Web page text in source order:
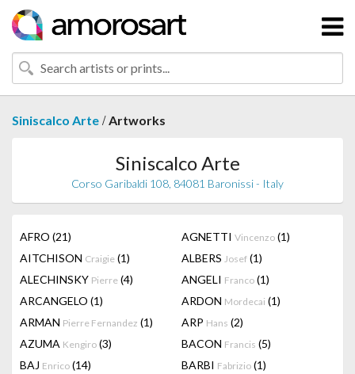
Siniscalco Arte /Artworks
Siniscalco Arte
Corso Garibaldi 108, 84081 Baronissi - Italy
AFRO (21) AGNETTI Vincenzo (1)
AITCHISON Craigie (1) ALBERS Josef (1)
ALECHINSKY Pierre (4) ANGELI Franco (1)
ARCANGELO (1) ARDON Mordecai (1)
ARMAN Pierre Fernandez (1) ARP Hans (2)
AZUMA Kengiro (3) BACON Francis (5)
BAJ Enrico (14) BARBI Fabrizio (1)